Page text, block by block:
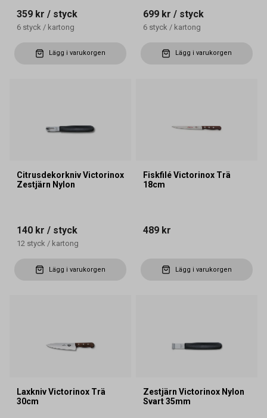
359 kr / styck
6 styck / kartong
Lägg i varukorgen
699 kr / styck
6 styck / kartong
Lägg i varukorgen
Citrusdekorkniv Victorinox
Zestjärn Nylon
140 kr / styck
12 styck / kartong
Lägg i varukorgen
Fiskfilé Victorinox Trä
18cm
489 kr
Lägg i varukorgen
Laxkniv Victorinox Trä
30cm
Zestjärn Victorinox Nylon
Svart 35mm